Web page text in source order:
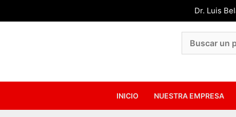
Dr. Luis
INICIO NUESTRA EMPRESA